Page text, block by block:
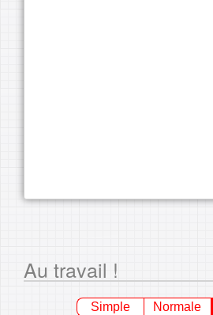
Au travail !
Simple Normale